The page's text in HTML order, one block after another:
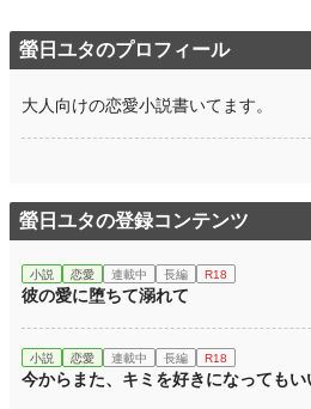
螢日ユタのプロフィール
大人向けの恋愛小説書いてます。
螢日ユタの登録コンテンツ
小説 恋愛 連載中 長編 R18
彼の愛に堕ちて溺れて
小説 恋愛 連載中 長編 R18
今からまた、キミを好きになってもい